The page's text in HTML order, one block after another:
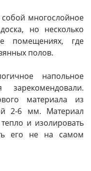
собой многослойное
но несколько
помещениях, где
полов.
напольное
материала из
2-6 мм. Материал
и изолировать
его не на самом